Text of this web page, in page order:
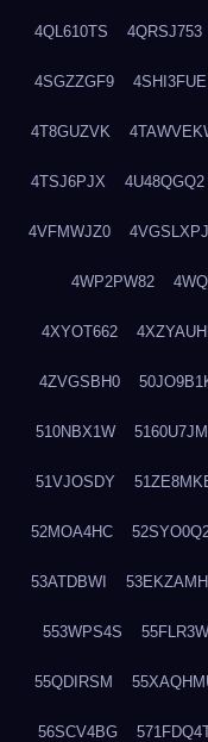
4QL610TS 4QRSJ753
4SGZZGF9 4SHI3FUE
4T8GUZVK
4TSJ6PJX 4U48QGQ2
4VFMWJZ0 4VGSLXPJ
4WP2PW82
4XYOT662 4XZYAUHI
4ZVGSBH0
510NBX1W 5160U7JM
51VJOSDY
52MOA4HC
53ATDBWI 53EKZAMH
553WPS4S
55QDIRSM
56SCV4BG